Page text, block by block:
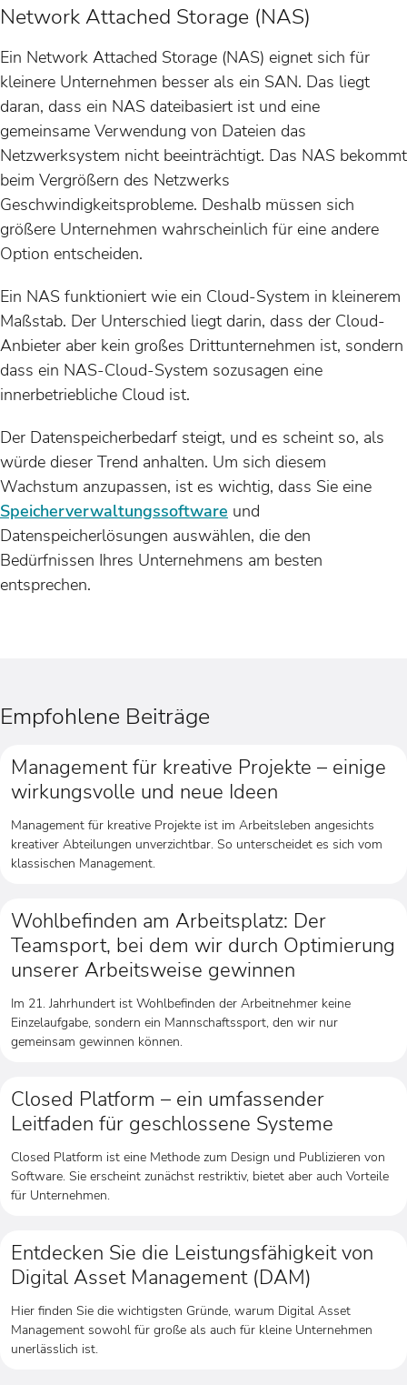
Network Attached Storage (NAS)
Ein Network Attached Storage (NAS) eignet sich für
kleinere Unternehmen besser als ein SAN. Das liegt
daran, dass ein NAS dateibasiert ist und eine
gemeinsame Verwendung von Dateien das
Netzwerksystem nicht beeinträchtigt. Das NAS bekommt
beim Vergrößern des Netzwerks
Geschwindigkeitsprobleme. Deshalb müssen sich
größere Unternehmen wahrscheinlich für eine andere
Option entscheiden.
Ein NAS funktioniert wie ein Cloud-System in kleinerem
Maßstab. Der Unterschied liegt darin, dass der Cloud-
Anbieter aber kein großes Drittunternehmen ist, sondern
dass ein NAS-Cloud-System sozusagen eine
innerbetriebliche Cloud ist.
Der Datenspeicherbedarf steigt, und es scheint so, als
würde dieser Trend anhalten. Um sich diesem
Wachstum anzupassen, ist es wichtig, dass Sie eine
Speicherverwaltungssoftware und
Datenspeicherlösungen auswählen, die den
Bedürfnissen Ihres Unternehmens am besten
entsprechen.
Empfohlene Beiträge
Management für kreative Projekte – einige
wirkungsvolle und neue Ideen
Management für kreative Projekte ist im Arbeitsleben angesichts
kreativer Abteilungen unverzichtbar. So unterscheidet es sich vom
klassischen Management.
Wohlbefinden am Arbeitsplatz: Der
Teamsport, bei dem wir durch Optimierung
unserer Arbeitsweise gewinnen
Im 21. Jahrhundert ist Wohlbefinden der Arbeitnehmer keine
Einzelaufgabe, sondern ein Mannschaftssport, den wir nur
gemeinsam gewinnen können.
Closed Platform – ein umfassender
Leitfaden für geschlossene Systeme
Closed Platform ist eine Methode zum Design und Publizieren von
Software. Sie erscheint zunächst restriktiv, bietet aber auch Vorteile
für Unternehmen.
Entdecken Sie die Leistungsfähigkeit von
Digital Asset Management (DAM)
Hier finden Sie die wichtigsten Gründe, warum Digital Asset
Management sowohl für große als auch für kleine Unternehmen
unerlässlich ist.